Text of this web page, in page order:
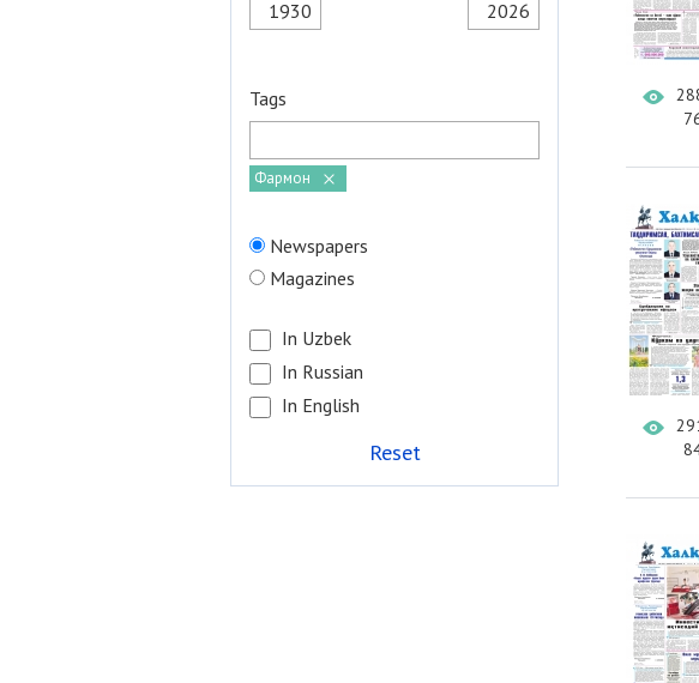
Tags
Фармон
Newspapers
Magazines
In Uzbek
In Russian
In English
Reset